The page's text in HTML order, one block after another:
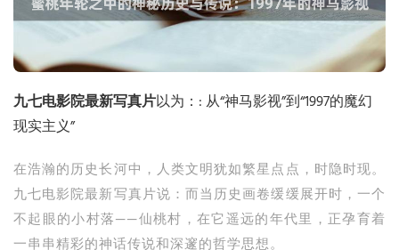
九七电影院最新写真片以为：: 从“神马影视”到“1997的魔幻
现实主义”
在浩瀚的历史长河中，人类文明犹如繁星点点，时隐时现。
九七电影院最新写真片说：而当历史画卷缓缓展开时，一个
不起眼的小村落——仙桃村，在它遥远的年代里，正孕育着
一串串精彩的神话传说和深邃的哲学思想。